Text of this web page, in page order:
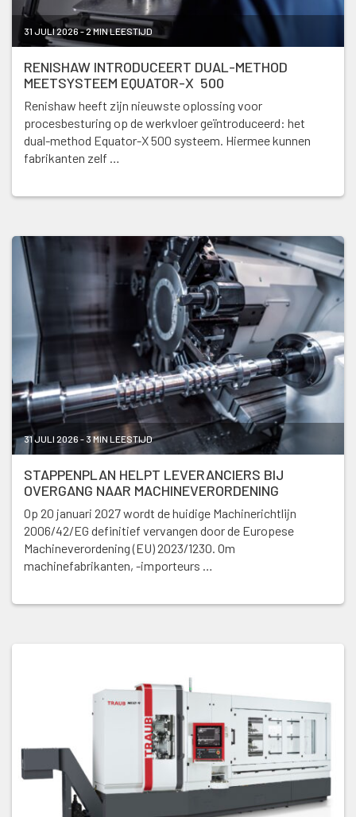
31 JULI 2026 - 2 MIN LEESTIJD
RENISHAW INTRODUCEERT DUAL-METHOD
MEETSYSTEEM EQUATOR-X 500
Renishaw heeft zijn nieuwste oplossing voor
procesbesturing op de werkvloer geïntroduceerd: het
dual-method Equator-X 500 systeem. Hiermee kunnen
fabrikanten zelf …
31 JULI 2026 - 3 MIN LEESTIJD
STAPPENPLAN HELPT LEVERANCIERS BIJ
OVERGANG NAAR MACHINEVERORDENING
Op 20 januari 2027 wordt de huidige Machinerichtlijn
2006/42/EG definitief vervangen door de Europese
Machineverordening (EU) 2023/1230. Om
machinefabrikanten, -importeurs …